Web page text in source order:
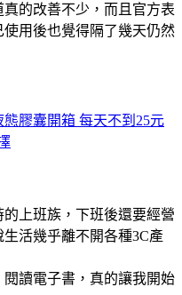
的改善不少，而且官方表
用後也覺得隔了幾天仍然
態膠囊開箱 每天不到25元
上班族，下班後還要經營
活幾乎離不開各種3C產
讀電子書，真的讓我開始